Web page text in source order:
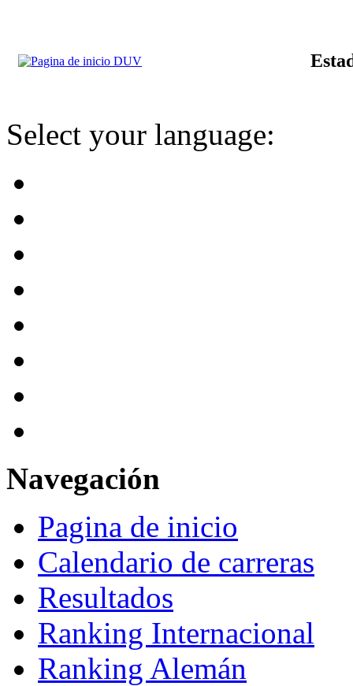
Select your language:
Navegación
Pagina de inicio
Calendario de carreras
Resultados
Ranking Internacional
Ranking Alemán